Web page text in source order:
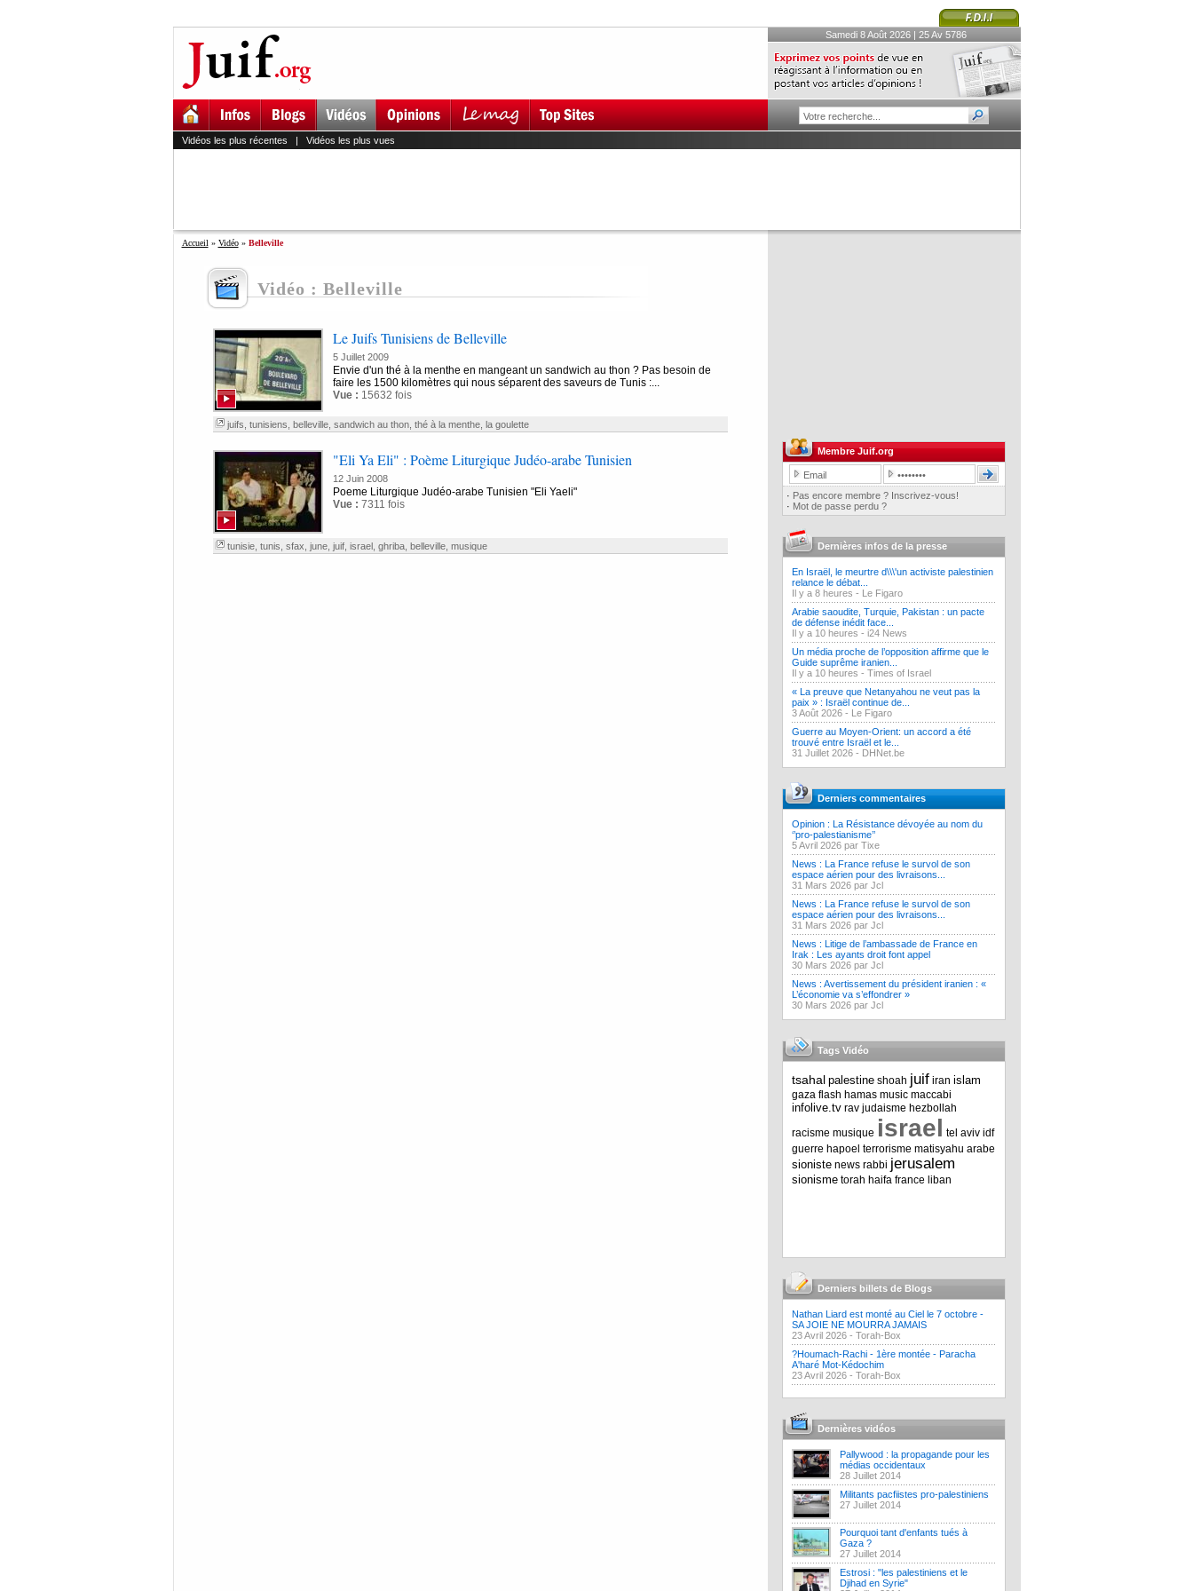
Samedi 8 Août 2026 | 25 Av 5786
Vidéos les plus récentes | Vidéos les plus vues
Accueil » Vidéo» Belleville
Vidéo : Belleville
Le Juifs Tunisiens de Belleville
5 Juillet 2009
Envie d'un thé à la menthe en mangeant un sandwich au thon ? Pas besoin de
faire les 1500 kilomètres qui nous séparent des saveurs de Tunis :...
Vue : 15632 fois
juifs tunisiens belleville, sandwich au thon, thé à la menthe, la goulette
"Eli Ya Eli" : Poème Liturgique Judéo-arabe Tunisien
12 Juin 2008
Poeme Liturgique Judéo-arabe Tunisien "Eli Yaeli"
Vue : 7311 fois
tunisie, tunis sfax june, juif, israel, ghriba, belleville, musique
Membre Juif.org
· Pas encore membre ? Inscrivez-vous!
· Mot de passe perdu ?
Dernières infos de la presse
En Israël, le meurtre d\\\'un activiste palestinien
relance le débat...
Il y a 8 heures - Le Figaro
Arabie saoudite, Turquie, Pakistan : un pacte
de défense inédit face...
Il y a 10 heures - i24 News
Un média proche de l’opposition affirme que le
Guide suprême iranien...
Il y a 10 heures - Times of Israel
« La preuve que Netanyahou ne veut pas la
paix » : Israël continue de...
3 Août 2026 - Le Figaro
Guerre au Moyen-Orient: un accord a été
trouvé entre Israël et le...
31 Juillet 2026 - DHNet.be
Derniers commentaires
Opinion : La Résistance dévoyée au nom du
‘’pro-palestianisme’’
5 Avril 2026 par Tixe
News : La France refuse le survol de son
espace aérien pour des livraisons...
31 Mars 2026 par Jcl
News : La France refuse le survol de son
espace aérien pour des livraisons...
31 Mars 2026 par Jcl
News : Litige de l’ambassade de France en
Irak : Les ayants droit font appel
30 Mars 2026 par Jcl
News : Avertissement du président iranien : «
L’économie va s’effondrer »
30 Mars 2026 par Jcl
Tags Vidéo
tsahal palestine shoah juif iran islam
gaza flash hamas music maccabi
infolive.tv rav judaisme hezbollah
racisme musique israel tel aviv idf
guerre hapoel terrorisme matisyahu arabe
sioniste news rabbi jerusalem
sionisme torah haifa france liban
Derniers billets de Blogs
Nathan Liard est monté au Ciel le 7 octobre -
SA JOIE NE MOURRA JAMAIS
23 Avril 2026 - Torah-Box
?Houmach-Rachi - 1ère montée - Paracha
A'haré Mot-Kédochim
23 Avril 2026 - Torah-Box
Dernières vidéos
Pallywood : la propagande pour les
médias occidentaux
28 Juillet 2014
Militants pacfiistes pro-palestiniens
27 Juillet 2014
Pourquoi tant d'enfants tués à
Gaza ?
27 Juillet 2014
Estrosi : "les palestiniens et le
Djihad en Syrie"